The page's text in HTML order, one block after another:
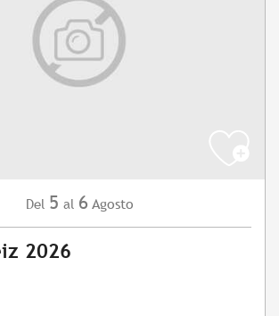
Del 5 al 6 Agosto
2026